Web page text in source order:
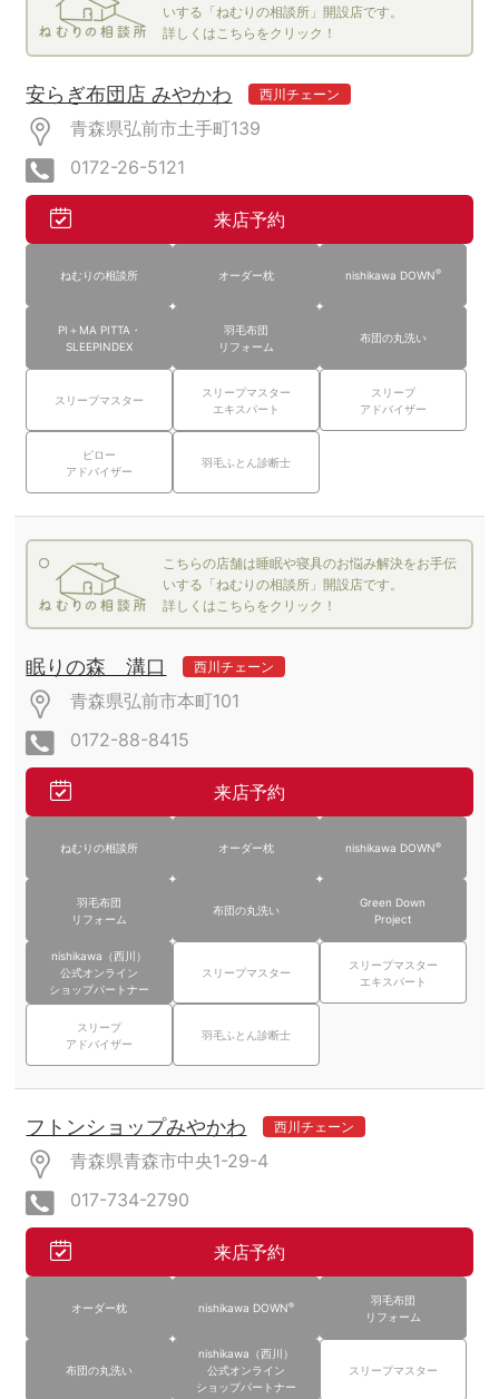
いする「ねむりの相談所」開設店です。
詳しくはこちらをクリック！
安らぎ布団店 みやかわ 西川チェーン
青森県弘前市土手町139
0172-26-5121
来店予約
ねむりの相談所 オーダー枕 nishikawa DOWN®
PI＋MA PITTA・
SLEEPINDEX
羽毛布団
リフォーム
布団の丸洗い
スリープマスター
スリープマスター
エキスパート
スリープ
アドバイザー
ピロー
アドバイザー
羽毛ふとん診断士
こちらの店舗は睡眠や寝具のお悩み解決をお手伝
いする「ねむりの相談所」開設店です。
詳しくはこちらをクリック！
眠りの森 溝口 西川チェーン
青森県弘前市本町101
0172-88-8415
来店予約
ねむりの相談所 オーダー枕 nishikawa DOWN®
羽毛布団
リフォーム
布団の丸洗い
Green Down
Project
nishikawa（西川）
公式オンライン
ショップパートナー
スリープマスター
スリープマスター
エキスパート
スリープ
アドバイザー
羽毛ふとん診断士
フトンショップみやかわ 西川チェーン
青森県青森市中央1-29-4
017-734-2790
来店予約
オーダー枕 nishikawa DOWN®
羽毛布団
リフォーム
布団の丸洗い
nishikawa（西川）
公式オンライン
ショップパートナー
スリープマスター